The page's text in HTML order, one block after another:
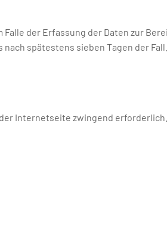
der Erfassung der Daten zur
spätestens sieben Tagen der Fall.
Internetseite zwingend